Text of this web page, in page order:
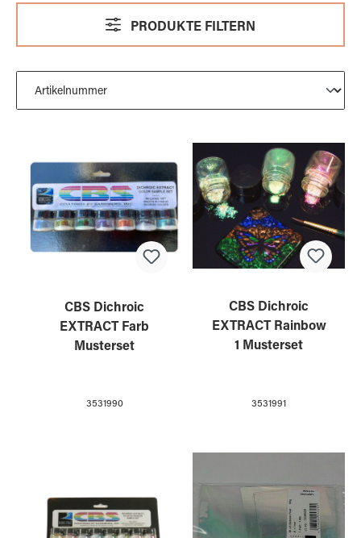
PRODUKTE FILTERN
CBS Dichroic
EXTRACT Farb
Musterset
3531990
CBS Dichroic
EXTRACT Rainbow
1 Musterset
3531991